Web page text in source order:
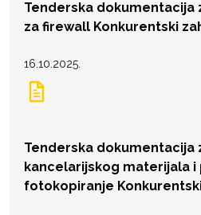
Tenderska dokumentacija
za firewall Konkurentski
16.10.2025.
Tenderska dokumentacija
kancelarijskog materijala i
fotokopiranje